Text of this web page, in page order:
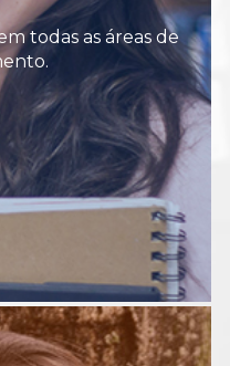
todas as áreas de